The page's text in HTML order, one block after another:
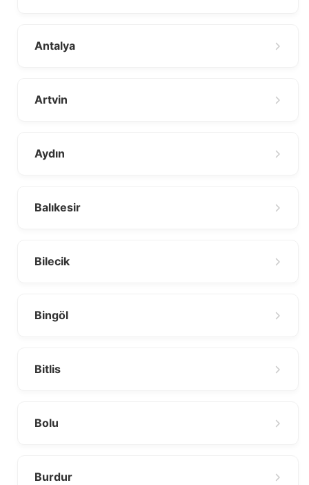
Antalya
Artvin
Aydın
Balıkesir
Bilecik
Bingöl
Bitlis
Bolu
Burdur